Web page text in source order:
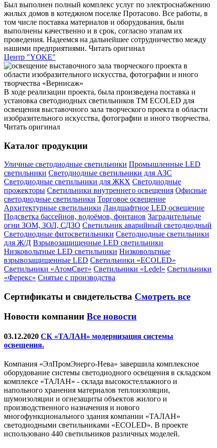
Был выполнен полный комплекс услуг по электроснабжению
жилых домов в котеджном поселке Протасово. Все работы, в
том числе поставка материалов и оборудования, были
выполнены качественно и в срок, согласно этапам их
проведения. Надеемся на дальнейшее сотрудничество между
нашими предприятиями. Читать оригинал
Центр "YOKE"
В ходе реализации проекта, была произведена поставка и
установка светодиодных светильников ТМ ECOLED для
освещения выставочного зала творческого проекта в области
изобразительного искусства, фотографии и иного творчества.
Читать оригинал
Каталог продукции
Уличные светодиодные светильники Промышленные LED
светильники Светодиодные светильники для АЗС
Светодиодные светильники для ЖКХ Светодиодные
прожекторы Светильники внутреннего освещения Офисные
светодиодные светильники Торговое освещение
Архитектурные светильники Ландшафтное LED освещение
Подсветка бассейнов, водоёмов, фонтанов Заградительные
огни ЗОМ, ЗОЛ, СДЗО Светильник аварийный светодиодный
Светодиодные фитосветильники Светодиодные светильники
для Ж/Д Взрывозащищенные LED светильники
Низковольтные LED светильники Низковольтные
взрывозащищенные LED Светильники «ECOLED»
Светильники «АтомСвет» Светильники «Ledel» Светильники
«Ферекс» Снятые с производства
Сертификаты и свидетельства Смотреть все
Новости компании Все новости
03.12.2020 СК «ТАЛАН» модернизация системы
освещения.
Компания «ЭлПромЭнерго-Нева» завершила комплексное
оборудование системы светодиодного освещения в складском
комплексе «ТАЛАН» - склада высокостеллажного и
напольного хранения материалов теплоизоляции,
шумоизоляции и огнезащиты объектов жилого и
производственного назначения и нового
многофункционального здания компании «ТАЛАН»
светодиодными светильниками «ECOLED». В проекте
использовано 440 светильников различных моделей.